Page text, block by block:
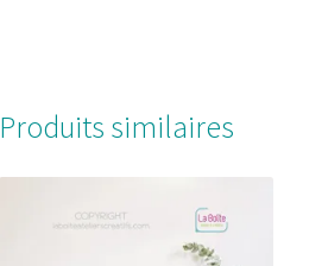
Produits similaires